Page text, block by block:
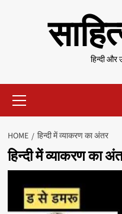
हिन्दी और
Menu
HOME हिन्दी में व्याकरण का अंतर
हिन्दी में व्याकरण का